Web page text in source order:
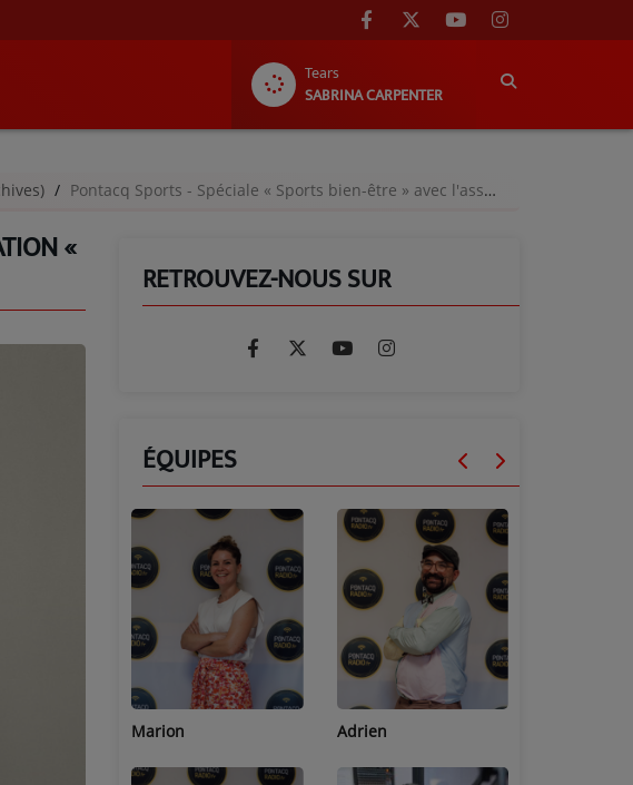
Tears
SABRINA CARPENTER
Pontacq Sports - Spéciale « Sports bien-être » avec l'association « Corps & Âme » - Lundi 03 mars 2025
«
RETROUVEZ-NOUS SUR
ÉQUIPES
Adrien Lucas